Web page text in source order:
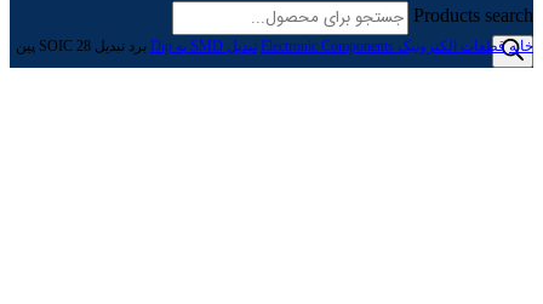
Products search
خانه قطعات الکترونیک Electronic Components تبدیل SMD به Dip برد تبدیل SOIC 28 پین